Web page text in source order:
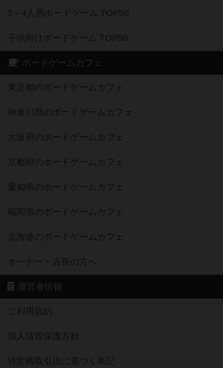
3～4人用ボードゲーム TOP50
子供向けボードゲーム TOP50
ボードゲームカフェ
東京都のボードゲームカフェ
神奈川県のボードゲームカフェ
大阪府のボードゲームカフェ
京都府のボードゲームカフェ
愛知県のボードゲームカフェ
福岡県のボードゲームカフェ
北海道のボードゲームカフェ
オーナー・店長の方へ
運営者情報
ご利用規約
個人情報保護方針
特定商取引法に基づく表記